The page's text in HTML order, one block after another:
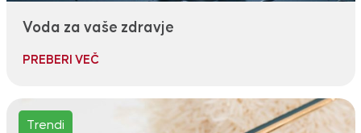
Voda za vaše zdravje
PREBERI VEČ
Trendi